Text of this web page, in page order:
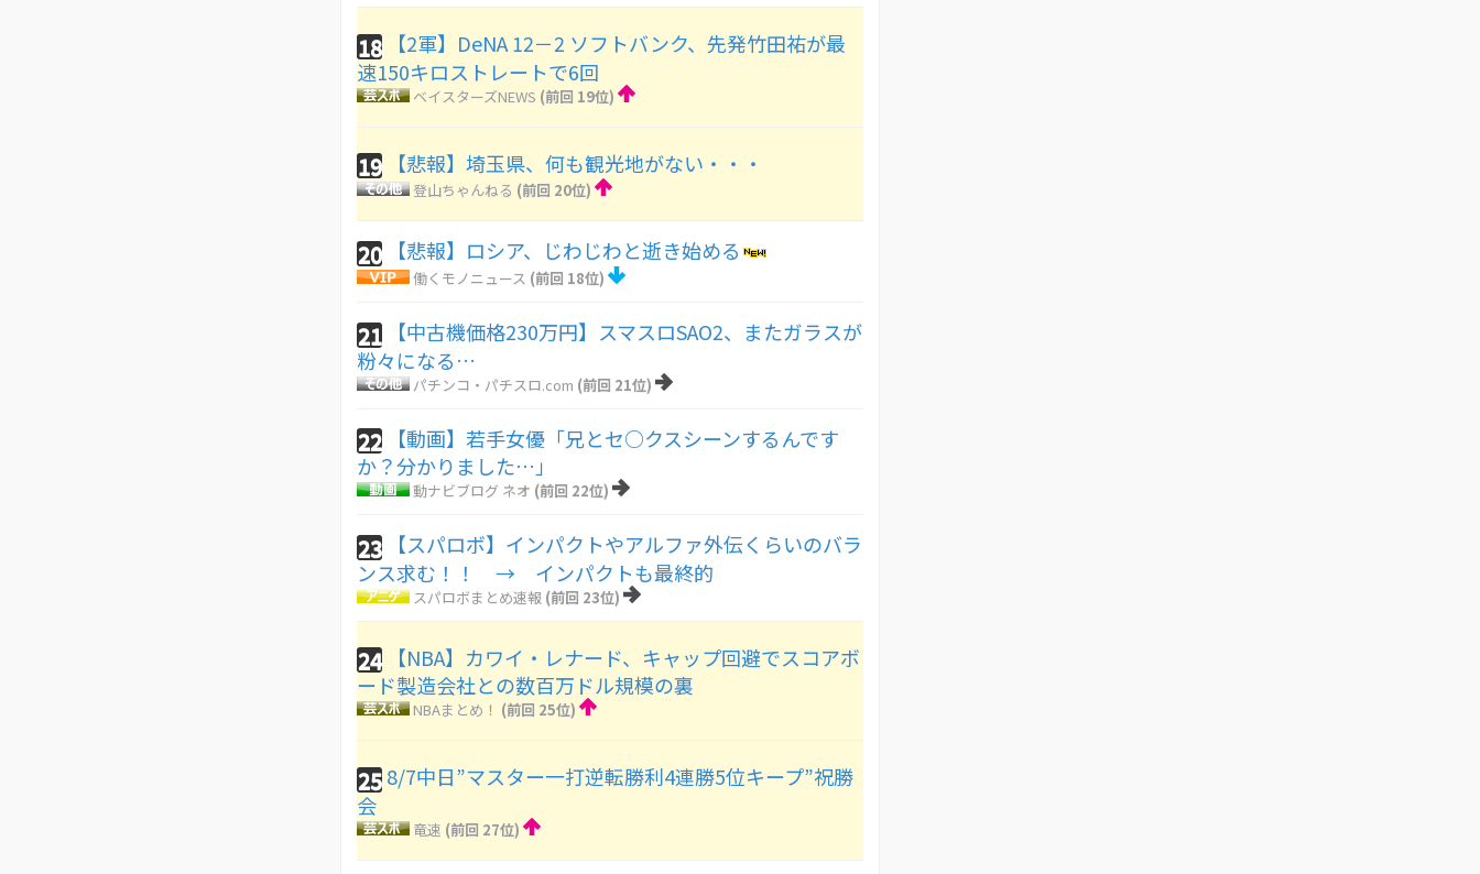
18
【2軍】DeNA 12－2 ソフトバンク、先発竹田祐が最
速150キロストレートで6回
ベイスターズNEWS (前回 19位)
19 【悲報】埼玉県、何も観光地がない・・・
登山ちゃんねる (前回 20位)
20 【悲報】ロシア、じわじわと逝き始める
働くモノニュース (前回 18位)
21
【中古機価格230万円】スマスロSAO2、またガラスが
粉々になる…
パチンコ・パチスロ.com (前回 21位)
22
【動画】若手女優「兄とセ○クスシーンするんです
か？分かりました…」
動ナビブログ ネオ (前回 22位)
23
【スパロボ】インパクトやアルファ外伝くらいのバラ
ンス求む！！ → インパクトも最終的
スパロボまとめ速報 (前回 23位)
24
【NBA】カワイ・レナード、キャップ回避でスコアボ
ード製造会社との数百万ドル規模の裏
NBAまとめ！ (前回 25位)
25 8/7中日”マスター一打逆転勝利4連勝5位キープ”祝勝
会
竜速 (前回 27位)